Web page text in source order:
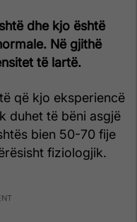
dhe kjo është
Në gjithë
të lartë.
që kjo eksperiencë
duhet të bëni asgjë
bien 50-70 fije
fiziologjik.